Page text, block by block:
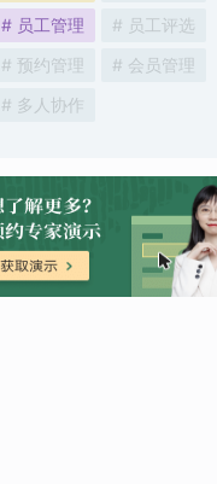
# 员工管理
# 员工评选
# 预约管理
# 会员管理
# 多人协作